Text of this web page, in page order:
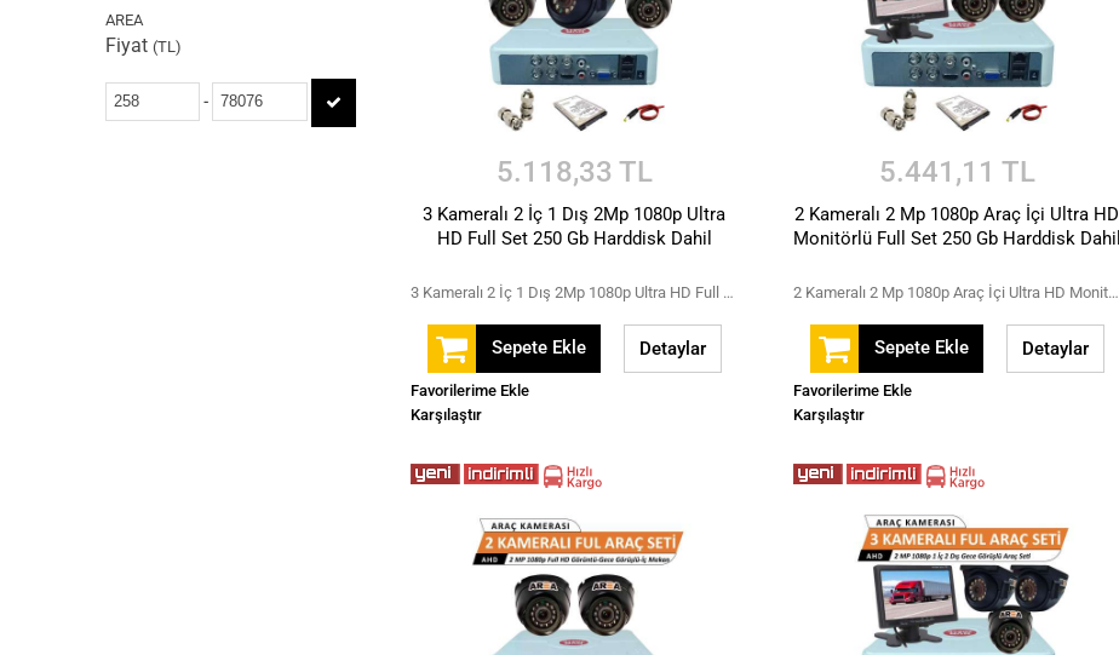
AREA
Fiyat (TL)
-
5.118,33 TL
3 Kameralı 2 İç 1 Dış 2Mp 1080p Ultra
HD Full Set 250 Gb Harddisk Dahil
3 Kameralı 2 İç 1 Dış 2Mp 1080p Ultra HD Full Set 250 Gb Harddisk Dahil
Sepete Ekle Detaylar
Favorilerime Ekle
Karşılaştır
5.441,11 TL
2 Kameralı 2 Mp 1080p Araç İçi Ultra HD
Monitörlü Full Set 250 Gb Harddisk Dahil
2 Kameralı 2 Mp 1080p Araç İçi Ultra HD Monitörlü Full Set 250 Gb Harddisk Dahil
Sepete Ekle Detaylar
Favorilerime Ekle
Karşılaştır